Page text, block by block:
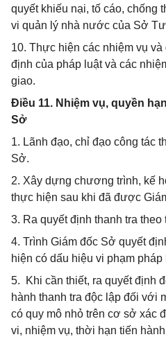
quyết khiếu nại, tố cáo, chống
vi quản lý nhà nước của Sở
10. Thực hiện các nhiệm vụ
định của pháp luật và các
giao.
Điều 11. Nhiệm vụ, quyền
Sở
1. Lãnh đạo, chỉ đạo công tác
Sở.
2. Xây dựng chương trình, kế
thực hiện sau khi đã được
3. Ra quyết định thanh tra theo
4. Trình Giám đốc Sở quyết
hiện có dấu hiệu vi phạm pháp
5. Khi cần thiết, ra quyết định
hành thanh tra độc lập đối với
có quy mô nhỏ trên cơ sở xác
vi, nhiệm vụ, thời hạn tiến